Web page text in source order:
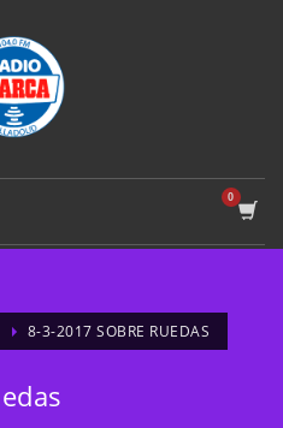
8-3-2017 SOBRE RUEDAS